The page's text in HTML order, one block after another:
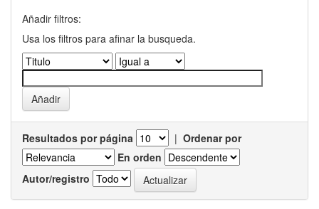
Añadir filtros:
Usa los filtros para afinar la busqueda.
Resultados por página | Ordenar por
En orden
Autor/registro